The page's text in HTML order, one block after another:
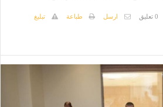
0 تعليق ارسل طباعة
تبليغ